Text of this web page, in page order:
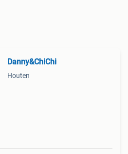
Danny&ChiChi
Houten